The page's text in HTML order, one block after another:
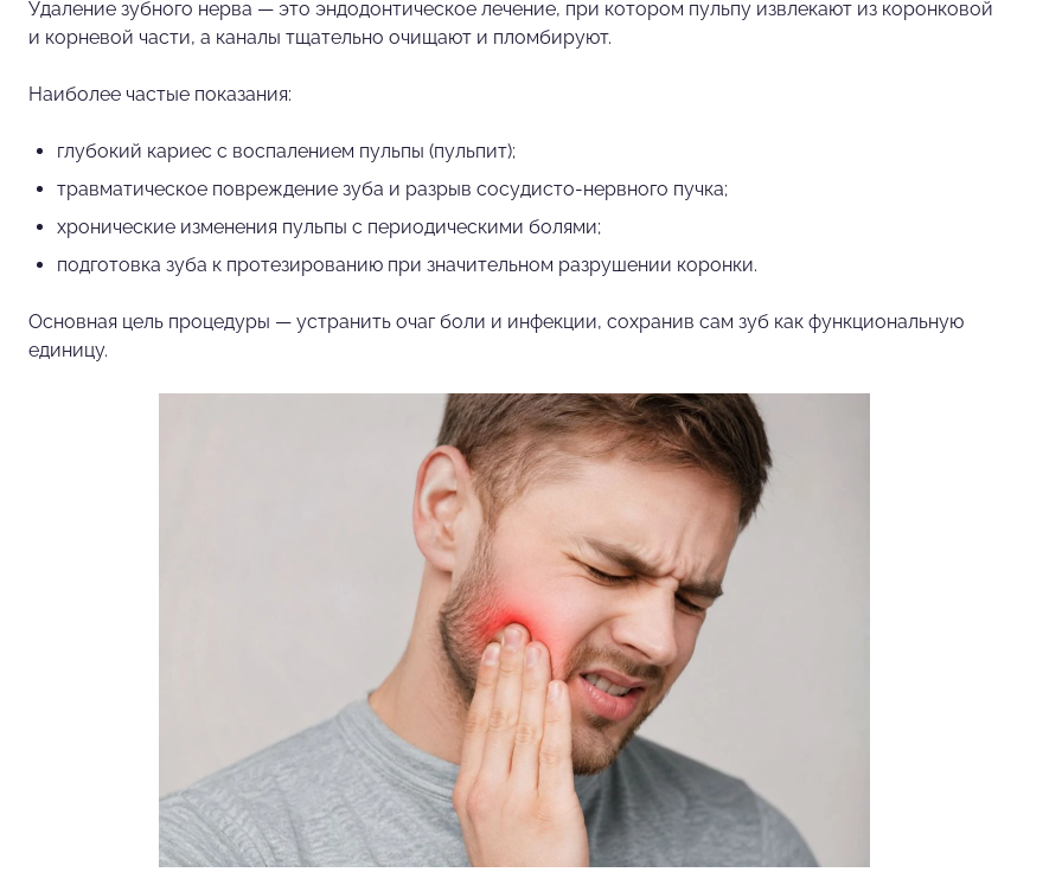
Удаление зубного нерва — это эндодонтическое лечение, при котором пульпу извлекают из коронковой
и корневой части, а каналы тщательно очищают и пломбируют.
Наиболее частые показания:
глубокий кариес с воспалением пульпы (пульпит);
травматическое повреждение зуба и разрыв сосудисто-нервного пучка;
хронические изменения пульпы с периодическими болями;
подготовка зуба к протезированию при значительном разрушении коронки.
Основная цель процедуры — устранить очаг боли и инфекции, сохранив сам зуб как функциональную
единицу.